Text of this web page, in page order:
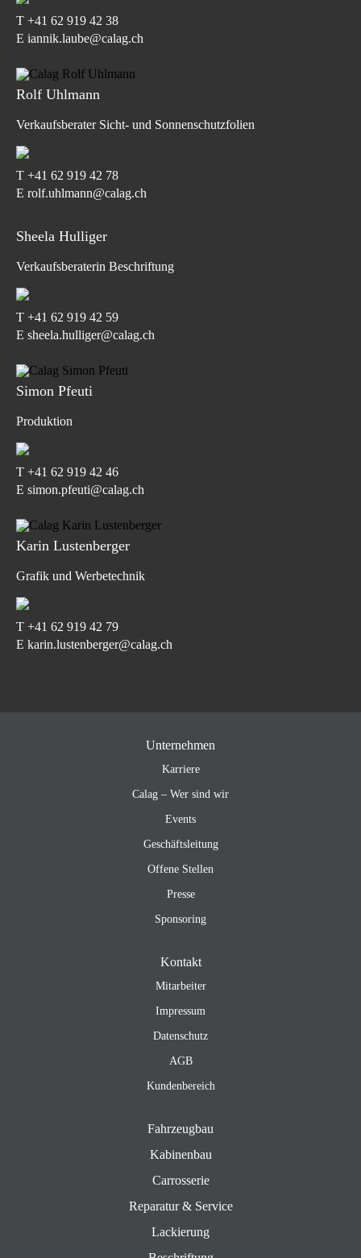
T +41 62 919 42 38
E iannik.laube@calag.ch
Rolf Uhlmann
Verkaufsberater Sicht- und Sonnenschutzfolien
T +41 62 919 42 78
E rolf.uhlmann@calag.ch
Sheela Hulliger
Verkaufsberaterin Beschriftung
T +41 62 919 42 59
E sheela.hulliger@calag.ch
Simon Pfeuti
Produktion
T +41 62 919 42 46
E simon.pfeuti@calag.ch
Karin Lustenberger
Grafik und Werbetechnik
T +41 62 919 42 79
E karin.lustenberger@calag.ch
Unternehmen
Karriere
Calag – Wer sind wir
Events
Geschäftsleitung
Offene Stellen
Presse
Sponsoring
Kontakt
Mitarbeiter
Impressum
Datenschutz
AGB
Kundenbereich
Fahrzeugbau
Kabinenbau
Carrosserie
Reparatur & Service
Lackierung